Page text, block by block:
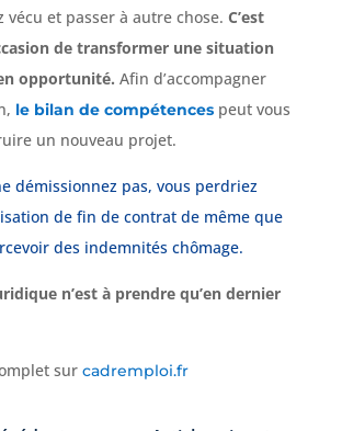
vécu et passer à autre chose. C’est
de transformer une situation
opportunité. Afin d’accompagner
le bilan de compétences peut vous
un nouveau projet.
démissionnez pas, vous perdriez
de fin de contrat de même que
des indemnités chômage.
n’est à prendre qu’en dernier
sur cadremploi.fr